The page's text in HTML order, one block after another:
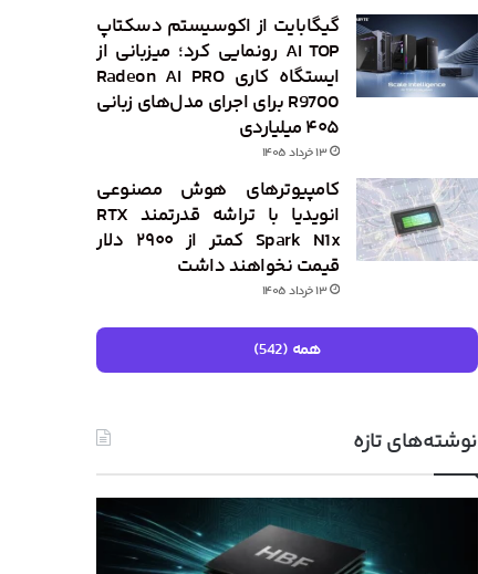
گیگابایت از اکوسیستم دسکتاپ
AI TOP رونمایی کرد؛ میزبانی از
ایستگاه کاری Radeon AI PRO
R9700 برای اجرای مدل‌های زبانی
۴۰۵ میلیاردی
۱۳ خرداد ۱۴۰۵
کامپیوترهای هوش مصنوعی
انویدیا با تراشه قدرتمند RTX
Spark N1x کمتر از ۲۹۰۰ دلار
قیمت نخواهند داشت
۱۳ خرداد ۱۴۰۵
همه (542)
نوشته‌های تازه